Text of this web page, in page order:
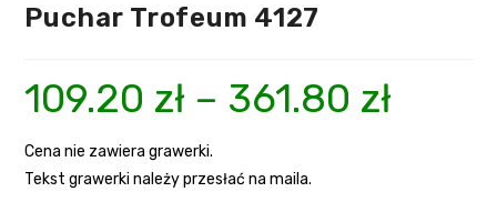
Puchar Trofeum 4127
109.20 zł – 361.80 zł
Cena nie zawiera grawerki.
Tekst grawerki należy przesłać na maila.